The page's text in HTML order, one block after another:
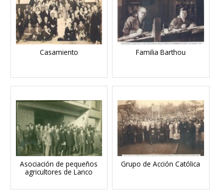
Casamiento Familia Barthou
Asociación de pequeños
agricultores de Lanco
Grupo de Acción Católica